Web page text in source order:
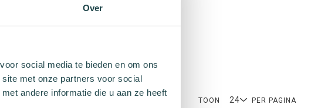
Over
social media te bieden en om ons
met onze partners voor social
andere informatie die u aan ze heeft
TOON PER PAGINA